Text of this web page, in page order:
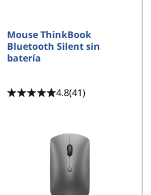
Mouse ThinkBook
Bluetooth Silent sin
batería
4.8(41)